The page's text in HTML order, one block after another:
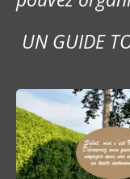
UN GUIDE